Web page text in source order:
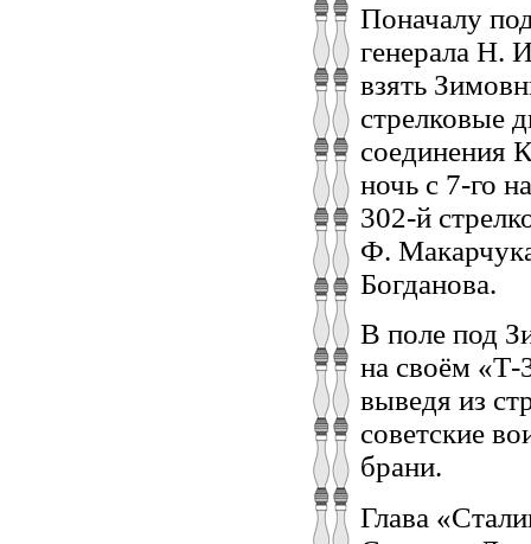
Поначалу
генерала Н.
взять
стрелковые
соединения
ночь с 7-го
302-й
Ф.
Богданова.
В поле под
на своём «Т-
выведя из
советские
брани.
Глава